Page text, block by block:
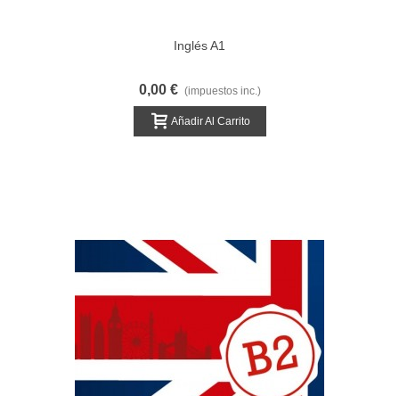
Inglés A1
0,00 € (impuestos inc.)
Añadir Al Carrito